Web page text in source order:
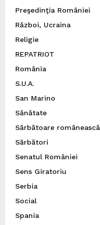
Preşedinţia României
Război, Ucraina
Religie
REPATRIOT
România
S.U.A.
San Marino
Sănătate
Sărbătoare românească
Sărbători
Senatul României
Sens Giratoriu
Serbia
Social
Spania